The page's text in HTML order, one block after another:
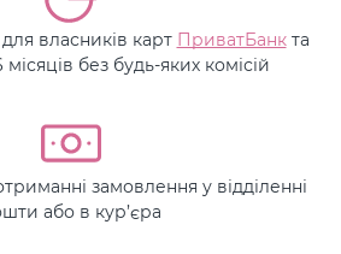
власників карт ПриватБанкта
місяців без будь-яких комісій
замовлення у відділенні
або в кур’єра